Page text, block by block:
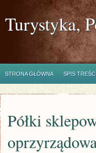
Turystyka,
STRONA GŁÓWNA SPIS
Półki